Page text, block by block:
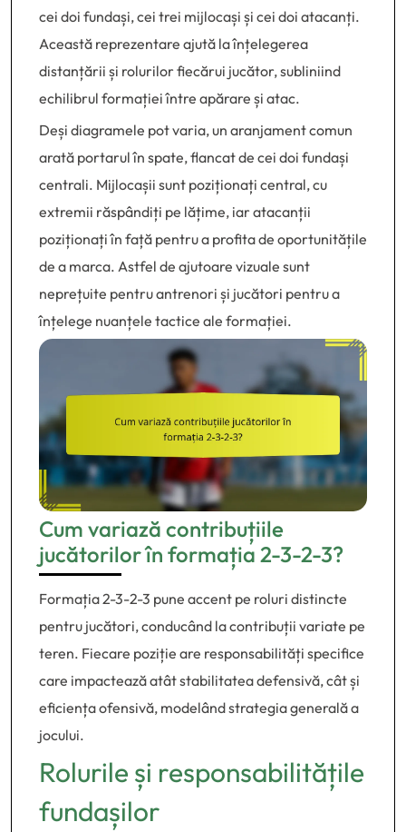
cei doi fundași, cei trei mijlocași și cei doi atacanți.
Această reprezentare ajută la înțelegerea
distanțării și rolurilor fiecărui jucător, subliniind
echilibrul formației între apărare și atac.
Deși diagramele pot varia, un aranjament comun
arată portarul în spate, flancat de cei doi fundași
centrali. Mijlocașii sunt poziționați central, cu
extremii răspândiți pe lățime, iar atacanții
poziționați în față pentru a profita de oportunitățile
de a marca. Astfel de ajutoare vizuale sunt
neprețuite pentru antrenori și jucători pentru a
înțelege nuanțele tactice ale formației.
Cum variază contribuțiile
jucătorilor în formația 2-3-2-3?
Formația 2-3-2-3 pune accent pe roluri distincte
pentru jucători, conducând la contribuții variate pe
teren. Fiecare poziție are responsabilități specifice
care impactează atât stabilitatea defensivă, cât și
eficiența ofensivă, modelând strategia generală a
jocului.
Rolurile și responsabilitățile
fundașilor